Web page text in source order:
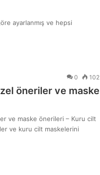
ayarlanmış ve hepsi
0 102
öneriler ve maske
ve maske önerileri – Kuru cilt
ve kuru cilt maskelerini